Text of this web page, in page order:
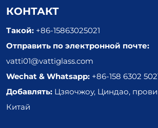
КОНТАКТ
Такой: +86-15863025021
Отправить по электронной почте:
vatti01@vattiglass.com
Wechat & Whatsapp: +86-158 6302
Добавлять: Цзяочжоу, Циндао,
Китай